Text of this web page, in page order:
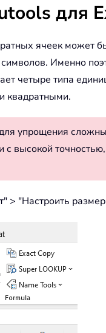
для
ячеек может
Именно
четыре типа
квадратными.
упрощения
с высокой
"Настроить